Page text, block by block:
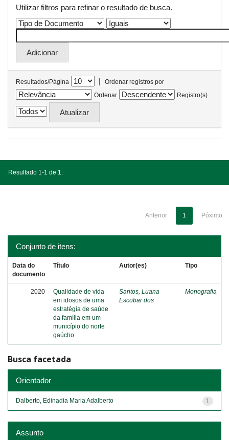
Utilizar filtros para refinar o resultado de busca.
Resultados/Página |
Ordenar registros por
Ordenar
Registro(s)
Resultado 1-1 de 1.
Anterior 1 Póximo
Conjunto de itens:
Data do
documento
Título Autor(es) Tipo
2020
Qualidade de vida
em idosos de uma
estratégia de saúde
da família em um
município do norte
gaúcho
Santos, Luana
Escobar dos
Monografia
Busca facetada
Orientador
1
Dalberto, Edinadia Maria Adalberto
Assunto